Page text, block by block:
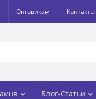
Оптовикам Контакты
Блог-Статьи